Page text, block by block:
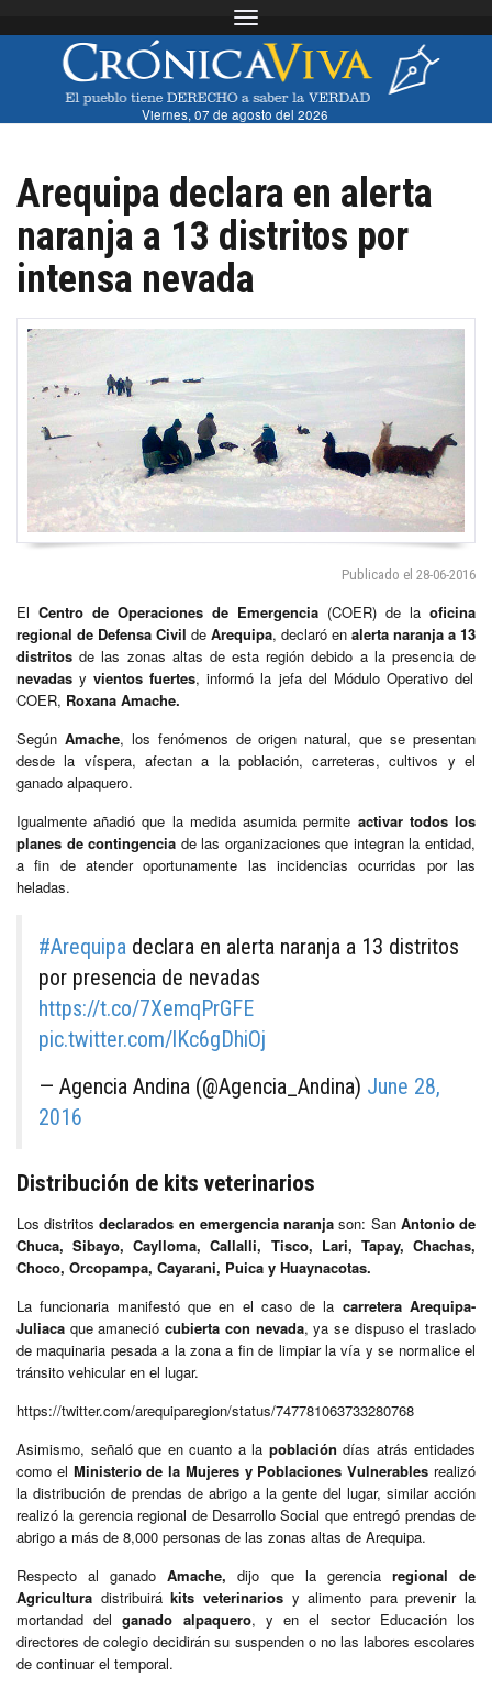
Toggle navigation
Viernes, 07 de agosto del 2026
Arequipa declara en alerta
naranja a 13 distritos por
intensa nevada
Publicado el 28-06-2016
El Centro de Operaciones de Emergencia (COER) de la oficina
regional de Defensa Civil de Arequipa, declaró en alerta naranja a 13
distritosde las zonas altas de esta región debido a la presencia de
nevadas yvientos fuertes, informó la jefa del Módulo Operativo del
COER, Roxana Amache.
Según Amache, los fenómenos de origen natural, que se presentan
desde la víspera, afectan a la población, carreteras, cultivos y el
ganado alpaquero.
Igualmente añadió que la medida asumida permite activar todos los
planes de contingencia de las organizaciones que integran la entidad,
a fin de atender oportunamente las incidencias ocurridas por las
heladas.
#Arequipa declara en alerta naranja a 13 distritos
por presencia de nevadas
https://t.co/7XemqPrGFE
pic.twitter.com/lKc6gDhiOj
— Agencia Andina (@Agencia_Andina) June 28,
2016
Distribución de kits veterinarios
Los distritosdeclarados en emergencia naranja son: San Antonio de
Chuca, Sibayo, Caylloma, Callalli, Tisco, Lari, Tapay, Chachas,
Choco, Orcopampa, Cayarani, Puica y Huaynacotas.
La funcionaria manifestó que en el caso de la carretera Arequipa-
Juliaca que amaneciócubierta con nevada, ya se dispuso el traslado
de maquinaria pesada a la zona a fin de limpiar la vía y se normalice el
tránsito vehicular en el lugar.
https://twitter.com/arequiparegion/status/747781063733280768
Asimismo, señaló que en cuanto a la población días atrás entidades
como el Ministerio de la Mujeres y Poblaciones Vulnerables realizó
la distribución de prendas de abrigo a la gente del lugar, similar acción
realizó la gerencia regional de Desarrollo Social que entregó prendas de
abrigo a más de 8,000 personas de las zonas altas de Arequipa.
Respecto al ganadoAmache, dijo que la gerencia regional de
Agricultura distribuirákits veterinariosy alimento para prevenir la
mortandad delganado alpaquero, y en el sector Educación los
directores de colegio decidirán su suspenden o no las labores escolares
de continuar el temporal.